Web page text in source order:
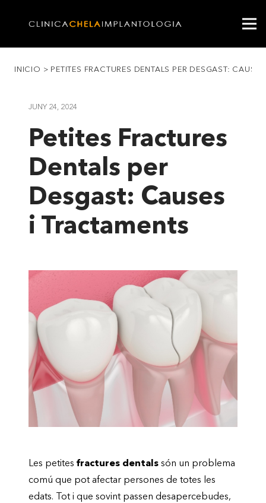
INICIO > PETITES FRACTURES DENTALS PER DESGAST:
JUNY 24, 2024
Petites Fractures
Dentals per
Desgast: Causes
i Tractaments
Les petites fractures dentals són un problema
comú que pot afectar persones de totes les
edats. Tot i que sovint passen desapercebudes,